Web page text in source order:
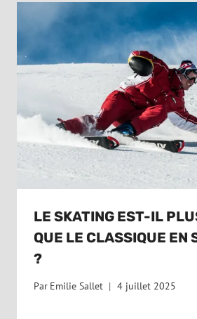
LE SKATING EST-IL
QUE LE CLASSIQUE EN
?
Par Emilie Sallet 4 juillet 2025